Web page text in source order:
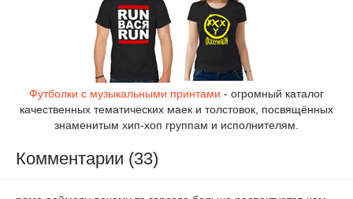
Футболки с музыкальными принтами - огромный каталог
качественных тематических маек и толстовок, посвящённых
знаменитым хип-хоп группам и исполнителям.
Комментарии (33)